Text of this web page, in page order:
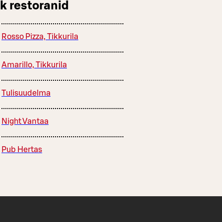
restoranid
Rosso Pizza, Tikkurila
Amarillo, Tikkurila
Tulisuudelma
Night Vantaa
Pub Hertas